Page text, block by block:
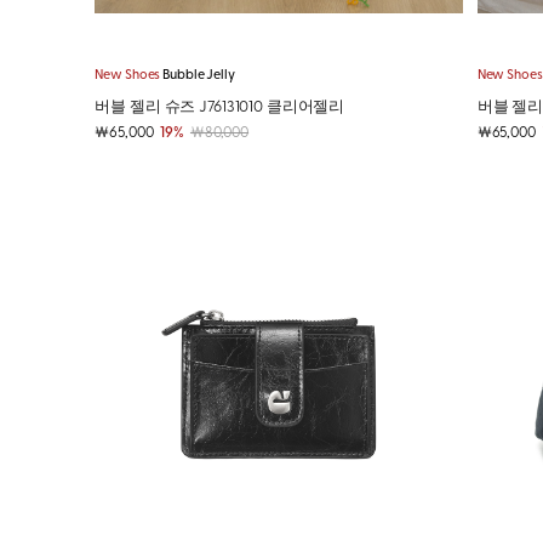
New ShoesBubble Jelly
버블 젤리 슈즈 J76131010 클리어젤리
￦65,000 19% ￦80,000
New Shoes
버블 젤
￦65,000